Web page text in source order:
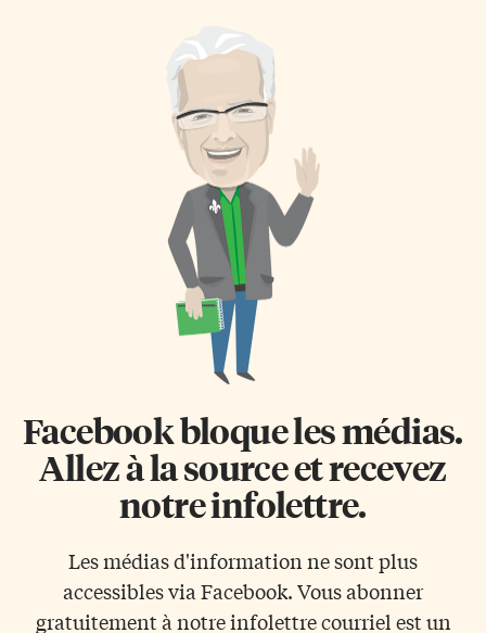
Facebook bloque les médias.
Allez à la source et recevez
notre infolettre.
Les médias d'information ne sont plus
accessibles via Facebook. Vous abonner
gratuitement à notre infolettre courriel est un